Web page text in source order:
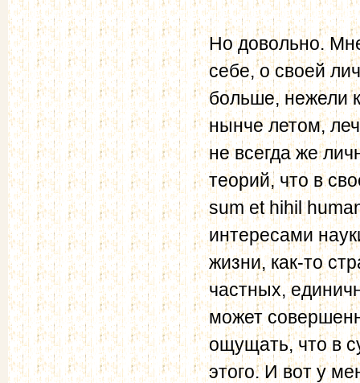
Но довольно.
себе, о своей
больше, нежели
нынче летом,
не всегда же
теорий, что в
sum et hihil
интересами
жизни, как-то
частных,
может
ощущать, что в
этого. И вот у